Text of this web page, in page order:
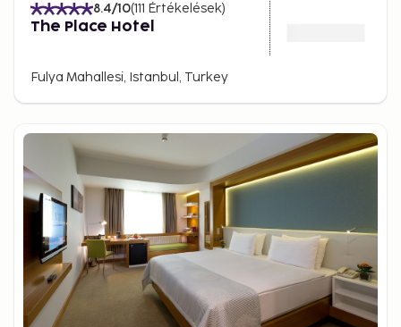
8.4/10(111 Értékelések)
The Place Hotel
Fulya Mahallesi, Istanbul, Turkey